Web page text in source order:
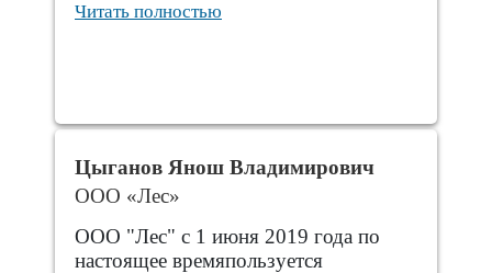
Читать полностью
Цыганов Янош Владимирович
ООО «Лес»
ООО "Лес" с 1 июня 2019 года по
настоящее времяпользуется